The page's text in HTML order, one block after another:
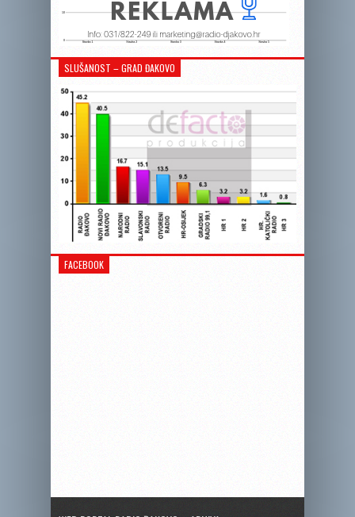
SLUŠANOST – GRAD ĐAKOVO
FACEBOOK